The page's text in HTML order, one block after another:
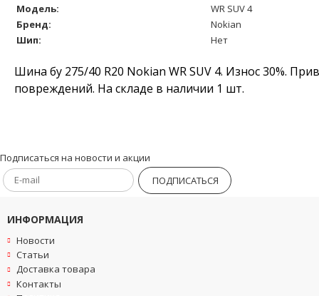
Модель:
WR SUV 4
Бренд:
Nokian
Шип:
Нет
Шина бу 275/40 R20 Nokian WR SUV 4. Износ 30%.
повреждений. На складе в наличии 1 шт.
Подписаться на новости и акции
ПОДПИСАТЬСЯ
ИНФОРМАЦИЯ
Новости
Статьи
Доставка товара
Контакты